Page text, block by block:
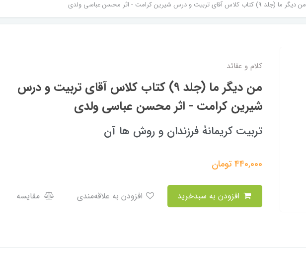
من دیگر ما (جلد 9) کتاب کلاس آقای تربیت و درس شیرین کرامت - اثر محسن عباسی ولدی
کلام و عقائد
من دیگر ما (جلد 9) کتاب کلاس آقای تربیت و درس
شیرین کرامت - اثر محسن عباسی ولدی
تربیت کریمانۀ فرزندان و روش ها آن
440,000تومان
مقایسه